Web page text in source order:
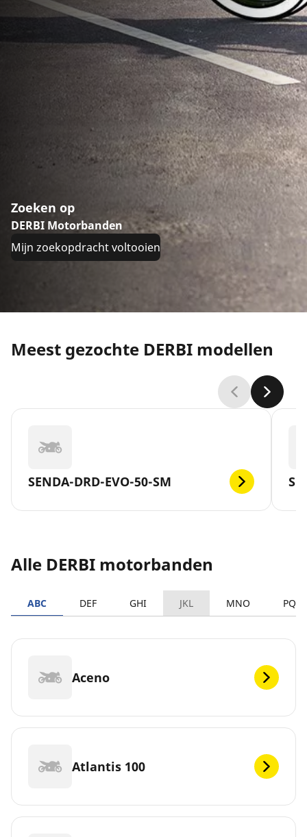
Zoeken op
DERBI Motorbanden
Mijn zoekopdracht voltooien
Meest gezochte DERBI modellen
SENDA-DRD-EVO-50-SM
Alle DERBI motorbanden
ABC DEF GHI JKL MNO PQRS
Aceno
Atlantis 100